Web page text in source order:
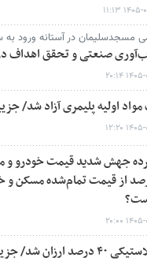
۰۳ ۱۱:۱۳
مسجدسلیمان در آستانه ورود به
صنعتی و تحقق اهداف در
۲۰:۱۴
اولیه پلیمری آزاد شد/
۱۲:۲۰
جهش شدید قیمت خودرو
از قیمت تمام‌شده مسکن و
۲۰:۰۰
ارزان شد/ جزییات